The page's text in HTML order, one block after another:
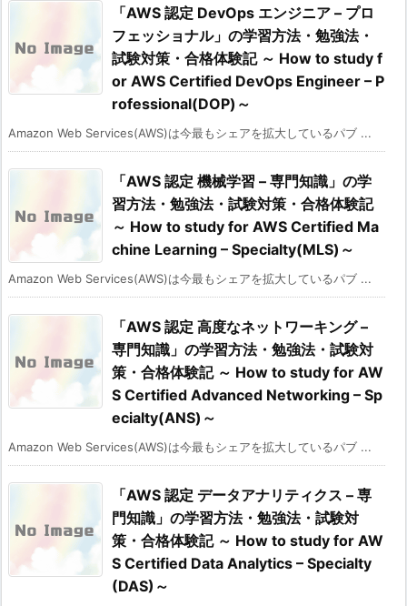
「AWS 認定 DevOps エンジニア – プロ
フェッショナル」の学習方法・勉強法・
試験対策・合格体験記 ～ How to study f
or AWS Certified DevOps Engineer – P
rofessional(DOP)～
Amazon Web Services(AWS)は今最もシェアを拡大しているパブ ...
「AWS 認定 機械学習 – 専門知識」の学
習方法・勉強法・試験対策・合格体験記
～ How to study for AWS Certified Ma
chine Learning – Specialty(MLS)～
Amazon Web Services(AWS)は今最もシェアを拡大しているパブ ...
「AWS 認定 高度なネットワーキング –
専門知識」の学習方法・勉強法・試験対
策・合格体験記 ～ How to study for AW
S Certified Advanced Networking – Sp
ecialty(ANS)～
Amazon Web Services(AWS)は今最もシェアを拡大しているパブ ...
「AWS 認定 データアナリティクス – 専
門知識」の学習方法・勉強法・試験対
策・合格体験記 ～ How to study for AW
S Certified Data Analytics – Specialty
(DAS)～